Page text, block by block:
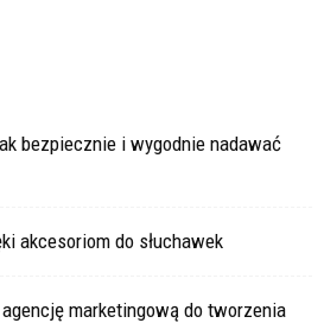
bezpiecznie i wygodnie nadawać
akcesoriom do słuchawek
marketingową do tworzenia